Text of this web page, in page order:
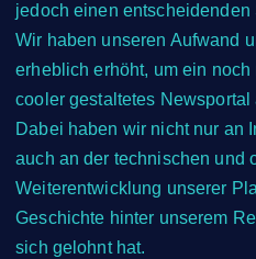
jedoch einen
Wir haben unseren Aufwand
erheblich erhöht, um ein
cooler gestaltetes
Dabei haben wir nicht nur an
auch an der technischen und
Weiterentwicklung unserer
Geschichte hinter unserem
sich gelohnt hat.